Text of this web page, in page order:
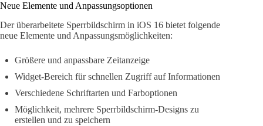
Neue Elemente und Anpassungsoptionen
Der überarbeitete Sperrbildschirm in iOS 16 bietet folgende
neue Elemente und Anpassungsmöglichkeiten:
Größere und anpassbare Zeitanzeige
Widget-Bereich für schnellen Zugriff auf Informationen
Verschiedene Schriftarten und Farboptionen
Möglichkeit, mehrere Sperrbildschirm-Designs zu
erstellen und zu speichern